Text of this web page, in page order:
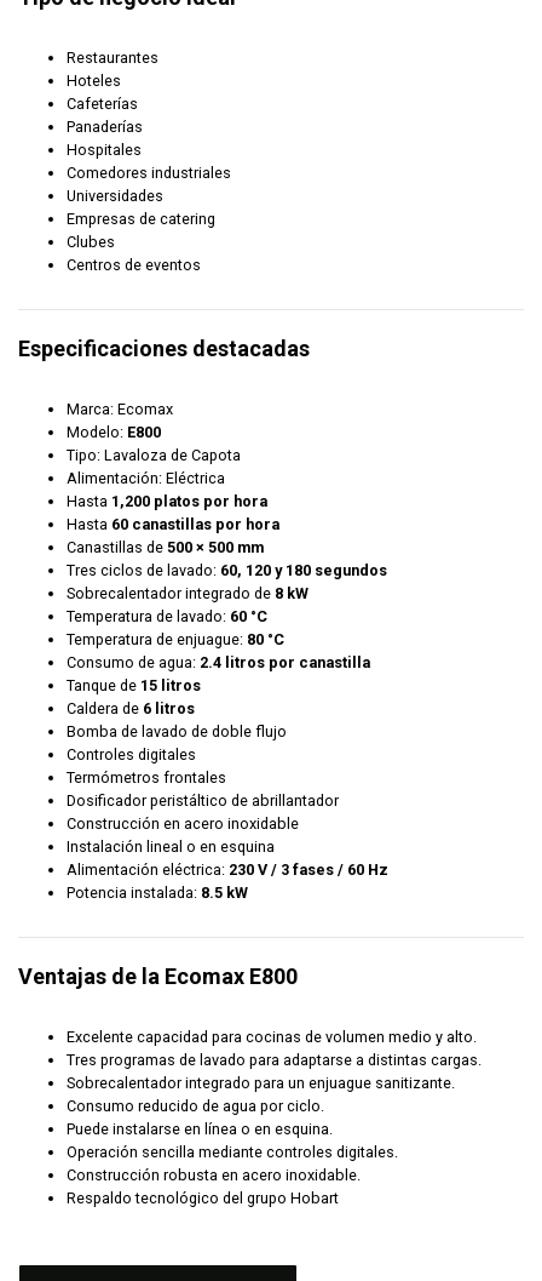
Restaurantes
Hoteles
Cafeterías
Panaderías
Hospitales
Comedores industriales
Universidades
Empresas de catering
Clubes
Centros de eventos
Especificaciones destacadas
Marca: Ecomax
Modelo: E800
Tipo: Lavaloza de Capota
Alimentación: Eléctrica
Hasta 1,200 platos por hora
Hasta 60 canastillas por hora
Canastillas de 500 × 500 mm
Tres ciclos de lavado: 60, 120 y 180 segundos
Sobrecalentador integrado de 8 kW
Temperatura de lavado: 60 °C
Temperatura de enjuague: 80 °C
Consumo de agua: 2.4 litros por canastilla
Tanque de 15 litros
Caldera de 6 litros
Bomba de lavado de doble flujo
Controles digitales
Termómetros frontales
Dosificador peristáltico de abrillantador
Construcción en acero inoxidable
Instalación lineal o en esquina
Alimentación eléctrica: 230 V / 3 fases / 60 Hz
Potencia instalada: 8.5 kW
Ventajas de la Ecomax E800
Excelente capacidad para cocinas de volumen medio y alto.
Tres programas de lavado para adaptarse a distintas cargas.
Sobrecalentador integrado para un enjuague sanitizante.
Consumo reducido de agua por ciclo.
Puede instalarse en línea o en esquina.
Operación sencilla mediante controles digitales.
Construcción robusta en acero inoxidable.
Respaldo tecnológico del grupo Hobart